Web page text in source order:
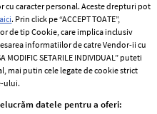
Politica de cookies
Publicitate
cu caracter personal. Aceste drepturi pot
aici. Prin click pe “ACCEPT TOATE”,
de tip Cookie, care implica inclusiv
informatiilor de catre Vendor-ii cu
SETARILE INDIVIDUAL” puteti
mai putin cele legate de cookie strict
ului.
datele pentru a oferi: